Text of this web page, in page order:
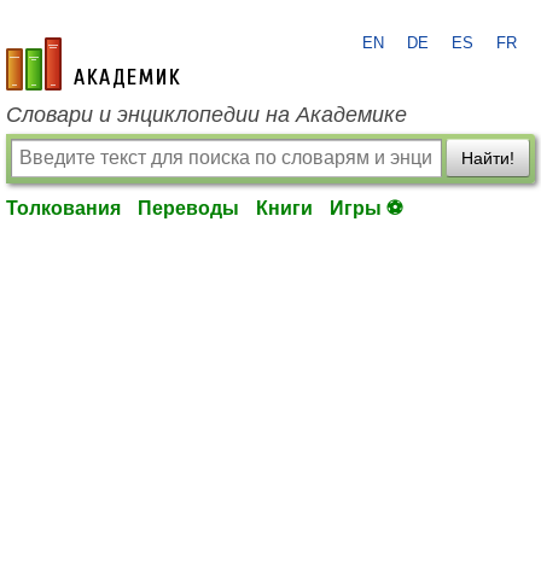
academic.ru
EN DE ES FR
Словари и энциклопедии на Академике
Найти!
Толкования Переводы Книги Игры ⚽